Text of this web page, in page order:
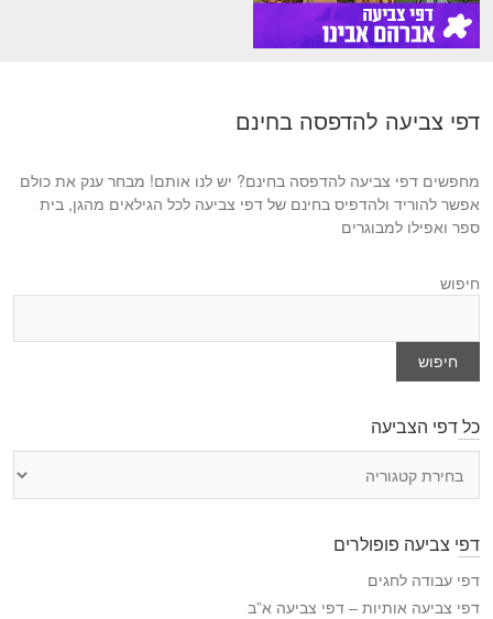
דפי צביעה להדפסה בחינם
מחפשים דפי צביעה להדפסה בחינם? יש לנו אותם! מבחר ענק את כולם
אפשר להוריד ולהדפיס בחינם של דפי צביעה לכל הגילאים מהגן, בית
ספר ואפילו למבוגרים
חיפוש
חיפוש
כל דפי הצביעה
י
ה
צ
דפי צביעה פופולרים
דפי עבודה לחגים
דפי צביעה אותיות – דפי צביעה א”ב